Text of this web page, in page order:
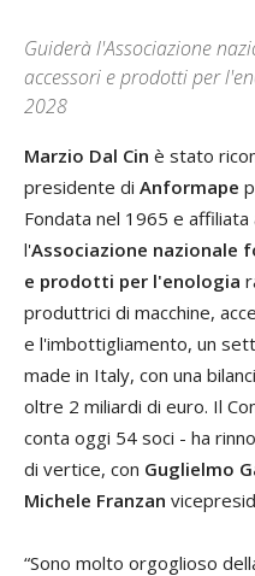
Guiderà l'Associazione
accessori e prodotti per
2028
Marzio Dal Cin è stato
presidente di Anformape
Fondata nel 1965 e affiliata
l'Associazione nazionale
e prodotti per l'enologia
produttrici di macchine,
e l'imbottigliamento, un
made in Italy, con una
oltre 2 miliardi di euro. Il
conta oggi 54 soci - ha
di vertice, con Guglielmo
Michele Franzan
“Sono molto orgoglioso